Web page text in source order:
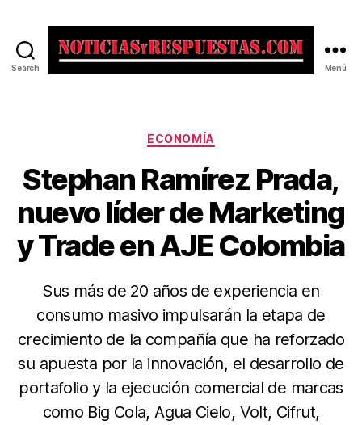
Search Menú
Categorías
ECONOMÍA
Stephan Ramírez Prada,
nuevo líder de Marketing
y Trade en AJE Colombia
Sus más de 20 años de experiencia en
consumo masivo impulsarán la etapa de
crecimiento de la compañía que ha reforzado
su apuesta por la innovación, el desarrollo de
portafolio y la ejecución comercial de marcas
como Big Cola, Agua Cielo, Volt, Cifrut,